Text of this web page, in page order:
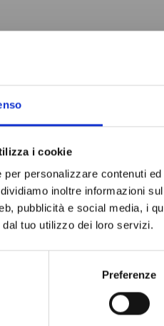
i cookie
per personalizzare contenuti
inoltre informazioni
pubblicità e social media, i
tuo utilizzo dei loro servizi.
Preferenze
nostro catalogo
produttori